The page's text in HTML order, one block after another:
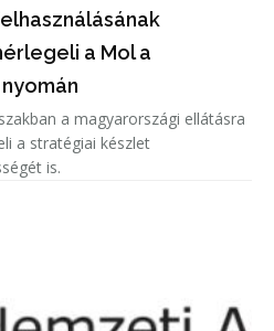
a Mol a
a magyarországi ellátásra
a stratégiai készlet
is.